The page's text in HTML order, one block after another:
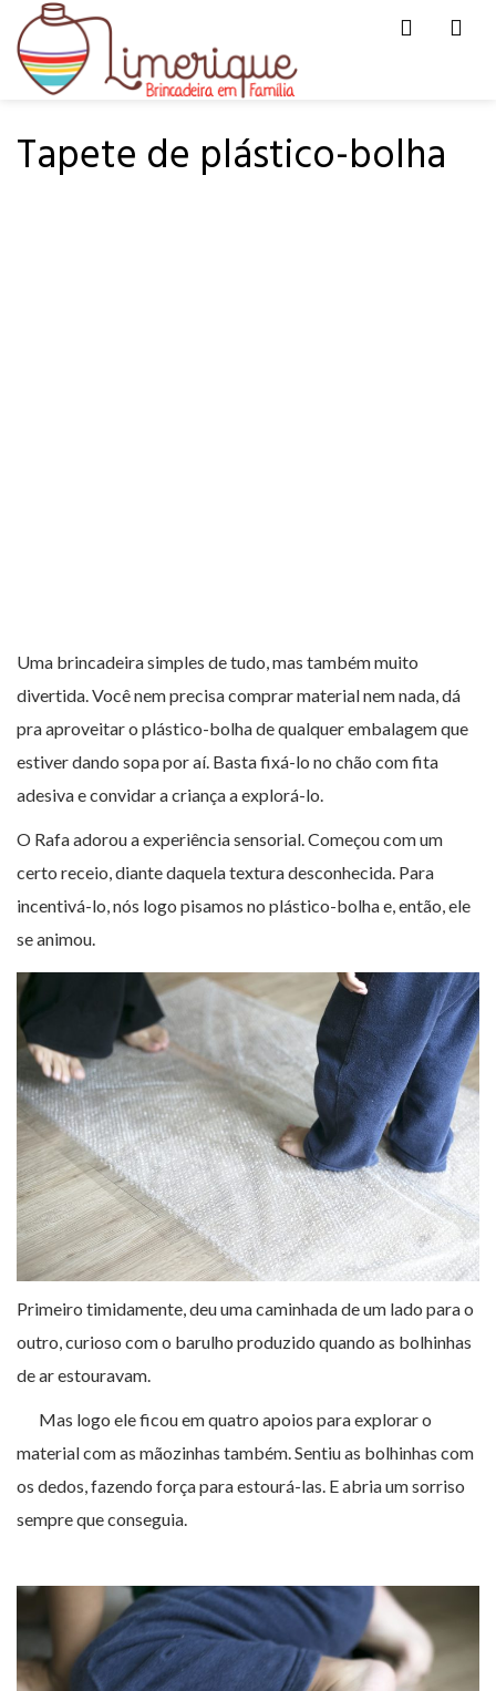
HOME PÁ-PUM
Tapete de plástico-bolha
Uma brincadeira simples de tudo, mas também muito
divertida. Você nem precisa comprar material nem nada, dá
pra aproveitar o plástico-bolha de qualquer embalagem que
estiver dando sopa por aí. Basta fixá-lo no chão com fita
adesiva e convidar a criança a explorá-lo.
O Rafa adorou a experiência sensorial. Começou com um
certo receio, diante daquela textura desconhecida. Para
incentivá-lo, nós logo pisamos no plástico-bolha e, então, ele
se animou.
Primeiro timidamente, deu uma caminhada de um lado para o
outro, curioso com o barulho produzido quando as bolhinhas
de ar estouravam.
Mas logo ele ficou em quatro apoios para explorar o
material com as mãozinhas também. Sentiu as bolhinhas com
os dedos, fazendo força para estourá-las. E abria um sorriso
sempre que conseguia.